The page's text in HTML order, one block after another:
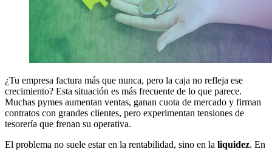
¿Tu empresa factura más que nunca, pero la caja no refleja ese
crecimiento? Esta situación es más frecuente de lo que parece.
Muchas pymes aumentan ventas, ganan cuota de mercado y firman
contratos con grandes clientes, pero experimentan tensiones de
tesorería que frenan su operativa.
El problema no suele estar en la rentabilidad, sino en la liquidez. En